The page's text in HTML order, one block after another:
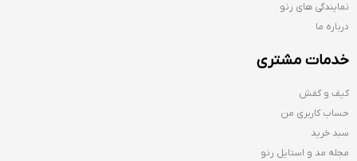
نمایندگی های رنو
درباره ما
خدمات مشتری
کیف و کفش
حساب کاربری من
سبد خرید
مجله مد و استایل رنو